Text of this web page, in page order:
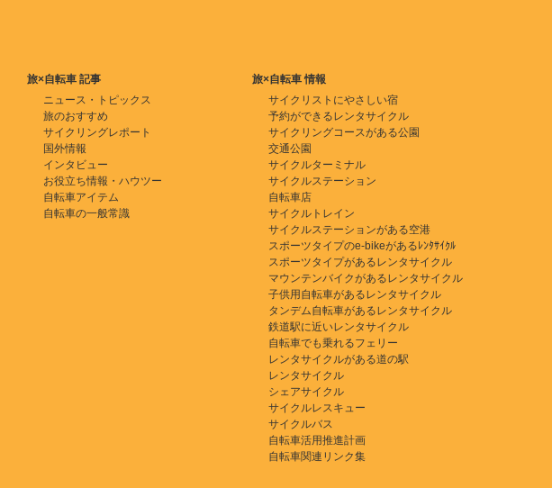
旅×自転車 記事
ニュース・トピックス
旅のおすすめ
サイクリングレポート
国外情報
インタビュー
お役立ち情報・ハウツー
自転車アイテム
自転車の一般常識
旅×自転車 情報
サイクリストにやさしい宿
予約ができるレンタサイクル
サイクリングコースがある公園
交通公園
サイクルターミナル
サイクルステーション
自転車店
サイクルトレイン
サイクルステーションがある空港
スポーツタイプのe-bikeがあるﾚﾝﾀｻｲｸﾙ
スポーツタイプがあるレンタサイクル
マウンテンバイクがあるレンタサイクル
子供用自転車があるレンタサイクル
タンデム自転車があるレンタサイクル
鉄道駅に近いレンタサイクル
自転車でも乗れるフェリー
レンタサイクルがある道の駅
レンタサイクル
シェアサイクル
サイクルレスキュー
サイクルバス
自転車活用推進計画
自転車関連リンク集